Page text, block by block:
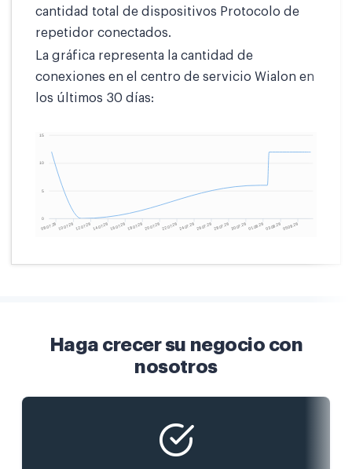
cantidad total de dispositivos Protocolo de
repetidor conectados.
La gráfica representa la cantidad de
conexiones en el centro de servicio Wialon en
los últimos 30 días:
Haga crecer su negocio con
nosotros